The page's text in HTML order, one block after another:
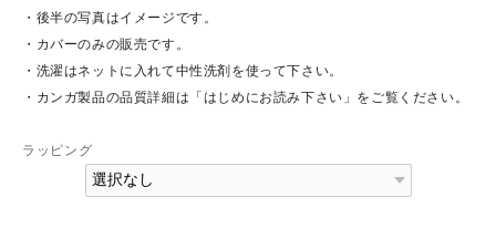
・後半の写真はイメージです。
・カバーのみの販売です。
・洗濯はネットに入れて中性洗剤を使って下さい。
・カンガ製品の品質詳細は「はじめにお読み下さい」をご覧ください。
ラッピング